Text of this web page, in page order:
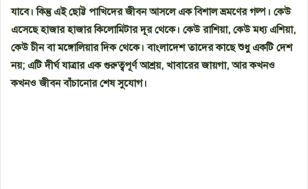
যাবে। কিন্তু এই ছোট্ট পাখিদের জীবন আসলে এক বিশাল ভ্রমণের গল্প। কেউ
এসেছে হাজার হাজার কিলোমিটার দূর থেকে। কেউ রাশিয়া, কেউ মধ্য এশিয়া,
কেউ চীন বা মঙ্গোলিয়ার দিক থেকে। বাংলাদেশ তাদের কাছে শুধু একটি দেশ
নয়; এটি দীর্ঘ যাত্রার এক গুরুত্বপূর্ণ আশ্রয়, খাবারের জায়গা, আর কখনও
কখনও জীবন বাঁচানোর শেষ সুযোগ।